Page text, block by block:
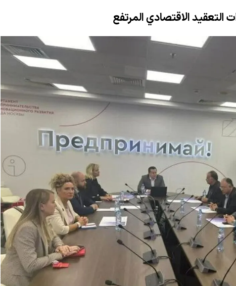
التعقيد الاقتصادي المرتفع